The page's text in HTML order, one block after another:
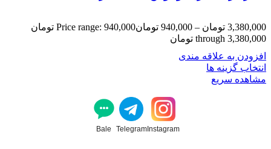
3,380,000 تومان –
940,000 تومان
Price range: 940,000 تومان
through 3,380,000 تومان
افزودن به علاقه مندی
انتخاب گزینه ها
مشاهده سریع
Instagram
Telegram
Bale